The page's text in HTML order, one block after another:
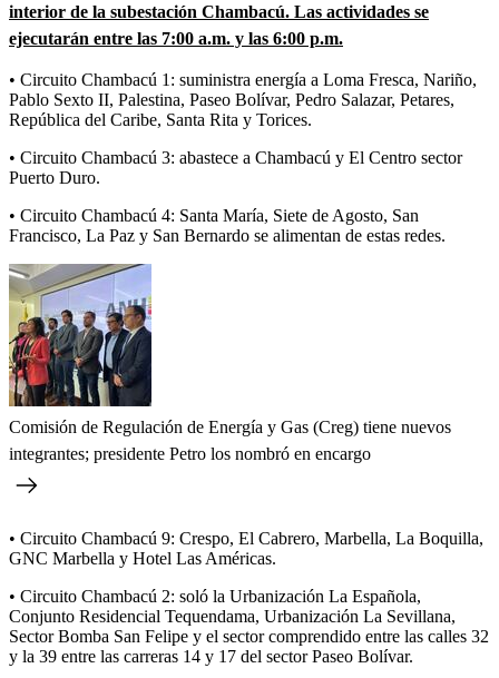
interior de la subestación Chambacú. Las actividades se
ejecutarán entre las 7:00 a.m. y las 6:00 p.m.
• Circuito Chambacú 1: suministra energía a Loma Fresca, Nariño,
Pablo Sexto II, Palestina, Paseo Bolívar, Pedro Salazar, Petares,
República del Caribe, Santa Rita y Torices.
• Circuito Chambacú 3: abastece a Chambacú y El Centro sector
Puerto Duro.
• Circuito Chambacú 4: Santa María, Siete de Agosto, San
Francisco, La Paz y San Bernardo se alimentan de estas redes.
Comisión de Regulación de Energía y Gas (Creg) tiene nuevos
integrantes; presidente Petro los nombró en encargo
• Circuito Chambacú 9: Crespo, El Cabrero, Marbella, La Boquilla,
GNC Marbella y Hotel Las Américas.
• Circuito Chambacú 2: soló la Urbanización La Española,
Conjunto Residencial Tequendama, Urbanización La Sevillana,
Sector Bomba San Felipe y el sector comprendido entre las calles 32
y la 39 entre las carreras 14 y 17 del sector Paseo Bolívar.